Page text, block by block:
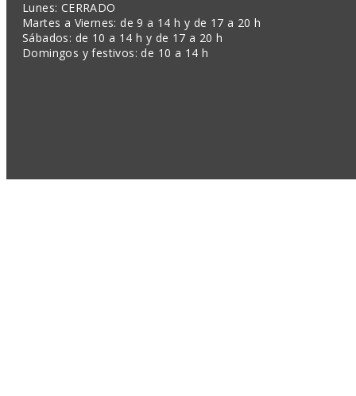
Lunes: CERRADO
Martes a Viernes: de 9 a 14 h y de 17 a 20 h
Sábados: de 10 a 14 h y de 17 a 20 h
Domingos y festivos: de 10 a 14 h